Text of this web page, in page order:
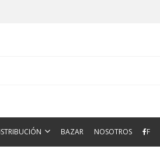
BAZAR NOSOTROS F